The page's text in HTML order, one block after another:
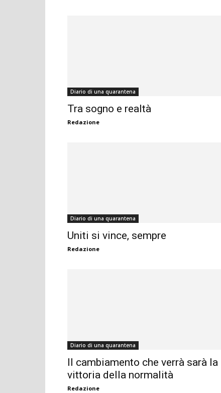
Diario di una quarantena
Tra sogno e realtà
Redazione
Diario di una quarantena
Uniti si vince, sempre
Redazione
Diario di una quarantena
Il cambiamento che verrà sarà la
vittoria della normalità
Redazione